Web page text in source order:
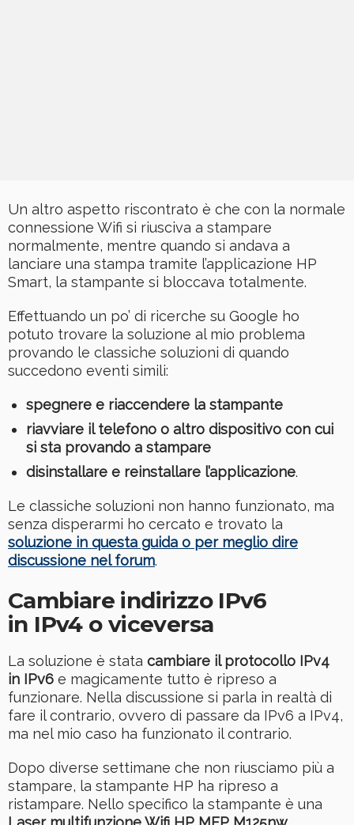
Un altro aspetto riscontrato è che con la normale
connessione Wifi si riusciva a stampare
normalmente, mentre quando si andava a
lanciare una stampa tramite l’applicazione HP
Smart, la stampante si bloccava totalmente.
Effettuando un po’ di ricerche su Google ho
potuto trovare la soluzione al mio problema
provando le classiche soluzioni di quando
succedono eventi simili:
spegnere e riaccendere la stampante
riavviare il telefono o altro dispositivo con cui
si sta provando a stampare
disinstallare e reinstallare l’applicazione.
Le classiche soluzioni non hanno funzionato, ma
senza disperarmi ho cercato e trovato la
soluzione in questa guida o per meglio dire
discussione nel forum.
Cambiare indirizzo IPv6
in IPv4 o viceversa
La soluzione è stata cambiare il protocollo IPv4
in IPv6 e magicamente tutto è ripreso a
funzionare. Nella discussione si parla in realtà di
fare il contrario, ovvero di passare da IPv6 a IPv4,
ma nel mio caso ha funzionato il contrario.
Dopo diverse settimane che non riusciamo più a
stampare, la stampante HP ha ripreso a
ristampare. Nello specifico la stampante è una